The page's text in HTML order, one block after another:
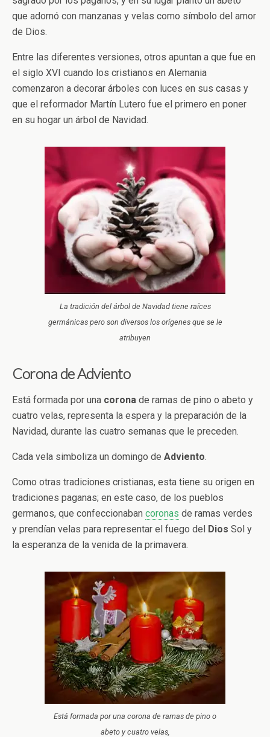
que adornó con manzanas y velas como símbolo del amor
de Dios.
Entre las diferentes versiones, otros apuntan a que fue en
el siglo XVI cuando los cristianos en Alemania
comenzaron a decorar árboles con luces en sus casas y
que el reformador Martín Lutero fue el primero en poner
en su hogar un árbol de Navidad.
La tradición del árbol de Navidad tiene raíces
germánicas pero son diversos los orígenes que se le
atribuyen
Corona de Adviento
Está formada por una corona de ramas de pino o abeto y
cuatro velas, representa la espera y la preparación de la
Navidad, durante las cuatro semanas que le preceden.
Cada vela simboliza un domingo de Adviento.
Como otras tradiciones cristianas, esta tiene su origen en
tradiciones paganas; en este caso, de los pueblos
germanos, que confeccionaban coronas de ramas verdes
y prendían velas para representar el fuego del Dios Sol y
la esperanza de la venida de la primavera.
Está formada por una corona de ramas de pino o
abeto y cuatro velas,